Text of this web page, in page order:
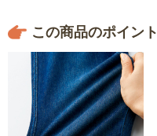
この商品のポイント